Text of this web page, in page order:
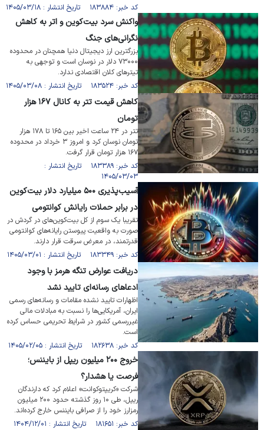
کد خبر: ۱۸۳۸۸۴ تاریخ انتشار : ۱۴۰۵/۰۳/۱۸
واکنش سرد بیت‌کوین و اتر به کاهش
نگرانی‌های جنگ
بزرگترین ارز دیجیتال دنیا همچنان در محدوده
۷۳۰۰۰ دلار در نوسان است و توجهی به
تیتر‌های کلان اقتصادی ندارد.
کد خبر: ۱۸۳۵۲۴ تاریخ انتشار : ۱۴۰۵/۰۳/۰۸
کاهش قیمت تتر به کانال ۱۶۷ هزار
تومان
تتر در ۲۴ ساعت اخیر بین ۱۶۵ تا ۱۷۸ هزار
تومان نوسان کرد و امروز ۳ خرداد در محدوده
۱۶۷ هزار تومان قرار گرفت.
کد خبر: ۱۸۳۳۸۹ تاریخ انتشار :
۱۴۰۵/۰۳/۰۳
آسیب‌پذیری ۵۰۰ میلیارد دلار بیت‌کوین
در برابر حملات رایانش کوانتومی
تقریبا یک سوم از کل بیت‌کوین‌های در گردش در
صورت به واقعیت پیوستن رایانه‌های کوانتومی
قدرتمند، در معرض سرقت قرار دارند.
کد خبر: ۱۸۳۳۴۹ تاریخ انتشار : ۱۴۰۵/۰۳/۰۱
دریافت عوارض تنگه هرمز با وجود
ادعاهای رسانه‌ای تایید نشد
اظهارات تایید نشده مقامات و رسانه‌های رسمی
ایران، آمریکایی‌ها را نسبت به مبادلات مالی
غیررسمی کشور در شرایط تحریمی حساس کرده
است.
کد خبر: ۱۸۲۶۳۸ تاریخ انتشار : ۱۴۰۵/۰۲/۰۵
خروج ۲۰۰ میلیون ریپل از بایننس؛
فرصت یا هشدار؟
شرکت «کریپتوکوانت» اعلام کرد که دارندگان
ریپل، طی ۱۰ روز گذشته حدود ۲۰۰ میلیون
رمزارز خود را از صرافی بایننس خارج کرده‌اند.
کد خبر: ۱۸۱۶۵۱ تاریخ انتشار : ۱۴۰۴/۱۲/۰۱